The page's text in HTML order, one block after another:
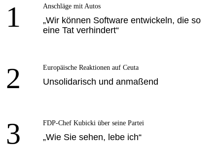
1 Anschläge mit Autos
„Wir können Software entwickeln, die so
eine Tat verhindert“
2 Europäische Reaktionen auf Ceuta
Unsolidarisch und anmaßend
3 FDP-Chef Kubicki über seine Partei
„Wie Sie sehen, lebe ich“